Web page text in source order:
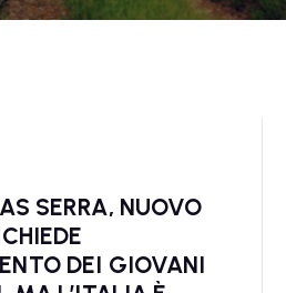
SERRA, NUOVO
DEI GIOVANI